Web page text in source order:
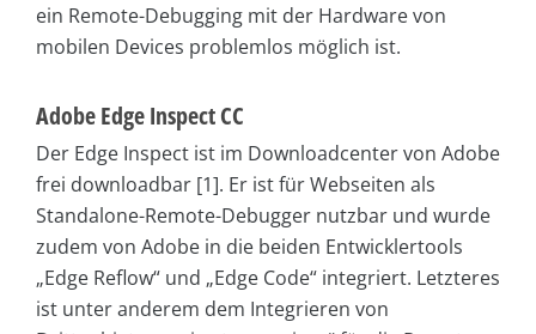
ein Remote-Debugging mit der Hardware von
mobilen Devices problemlos möglich ist.
Adobe Edge Inspect CC
Der Edge Inspect ist im Downloadcenter von Adobe
frei downloadbar [1]. Er ist für Webseiten als
Standalone-Remote-Debugger nutzbar und wurde
zudem von Adobe in die beiden Entwicklertools
„Edge Reflow“ und „Edge Code“ integriert. Letzteres
ist unter anderem dem Integrieren von